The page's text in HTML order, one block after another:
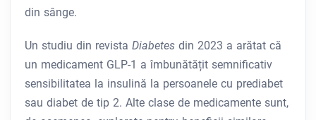
din sânge.
Un studiu din revista Diabetes din 2023 a arătat că
un medicament GLP-1 a îmbunătățit semnificativ
sensibilitatea la insulină la persoanele cu prediabet
sau diabet de tip 2. Alte clase de medicamente sunt,